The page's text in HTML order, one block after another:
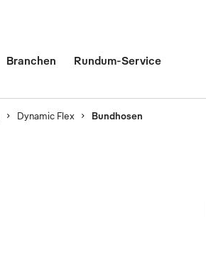
Branchen Rundum-Service
Dynamic Flex Bundhosen